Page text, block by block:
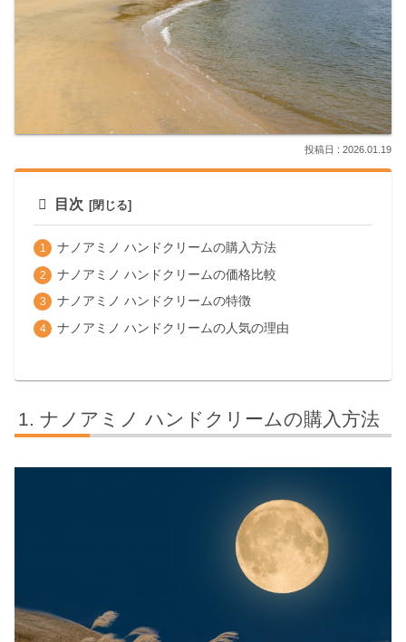
2026.01.19
目次
ナノアミノ ハンドクリームの購入方法
ナノアミノ ハンドクリームの価格比較
ナノアミノ ハンドクリームの特徴
ナノアミノ ハンドクリームの人気の理由
ナノアミノ ハンドクリームの購入方法